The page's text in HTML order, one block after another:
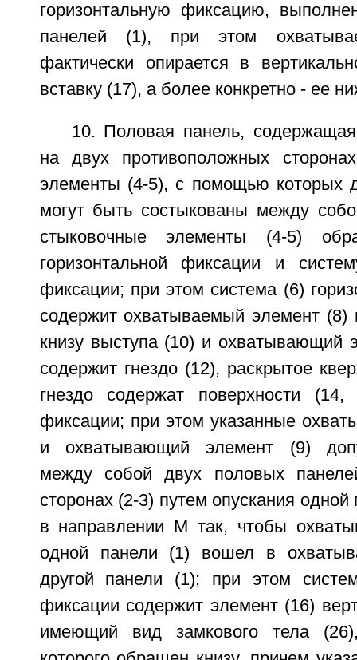
горизонтальную фиксацию,
панелей (1), при этом
фактически опирается в
вставку (17), а более конкретно - ее
10. Половая панель,
на двух противоположных
элементы (4-5), с помощью которых
могут быть состыкованы между
стыковочные элементы (4-5)
горизонтальной фиксации и
фиксации; при этом система (6)
содержит охватываемый элемент (8)
книзу выступа (10) и охватывающий
содержит гнездо (12), раскрытое
гнездо содержат поверхности (14,
фиксации; при этом указанные
и охватывающий элемент (9)
между собой двух половых
сторонах (2-3) путем опускания
в направлении M так, чтобы
одной панели (1) вошел в
другой панели (1); при этом
фиксации содержит элемент (16)
имеющий вид замкового тела